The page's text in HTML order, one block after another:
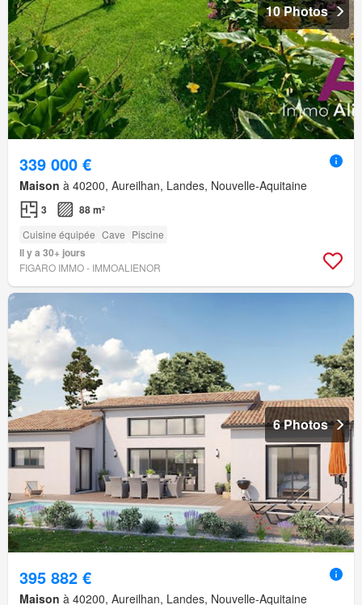
10 Photos
339 000 €
Maison à 40200, Aureilhan, Landes, Nouvelle-Aquitaine
3 88 m²
Cuisine équipée Cave Piscine
Il y a 30+ jours
FIGARO IMMO - IMMOALIENOR
6 Photos
395 882 €
Maison à 40200, Aureilhan, Landes, Nouvelle-Aquitaine